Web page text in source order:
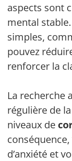
aspects sont
mental
simples,
pouvez
renforcer la
La recherche
régulière de
niveaux de
d’anxiété et